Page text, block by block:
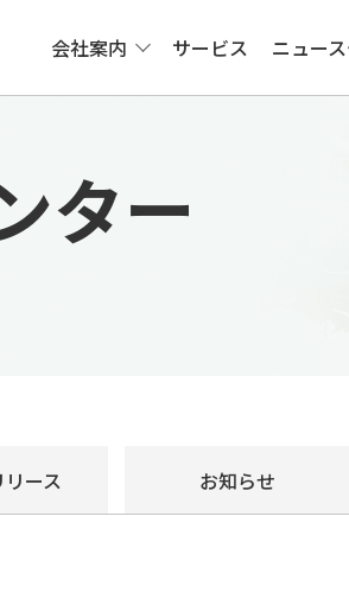
会社案内 サービス ニュー
ター
リース お知らせ